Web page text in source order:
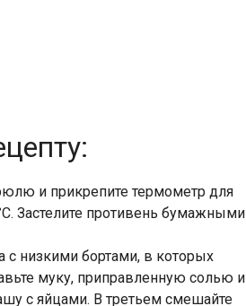
и прикрепите термометр для
Застелите противень бумажными
с низкими бортами, в которых
муку, приправленную солью и
с яйцами. В третьем смешайте